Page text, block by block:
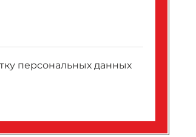
персональных данных